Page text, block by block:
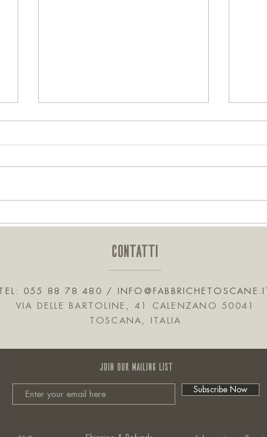
dall'India all'Italia in un viaggio
valori
CONTATTI
TEL: 055 88 78 480 /
VIA DELLE BARTOLINE, 41 CALENZANO 50041
TOSCANA, ITALIA
JOIN OUR MAILING LIST
Subscribe Now